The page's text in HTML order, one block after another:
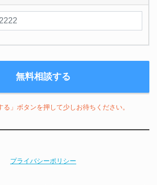
」ボタンを押して少しお待ちください。
プライバシーポリシー